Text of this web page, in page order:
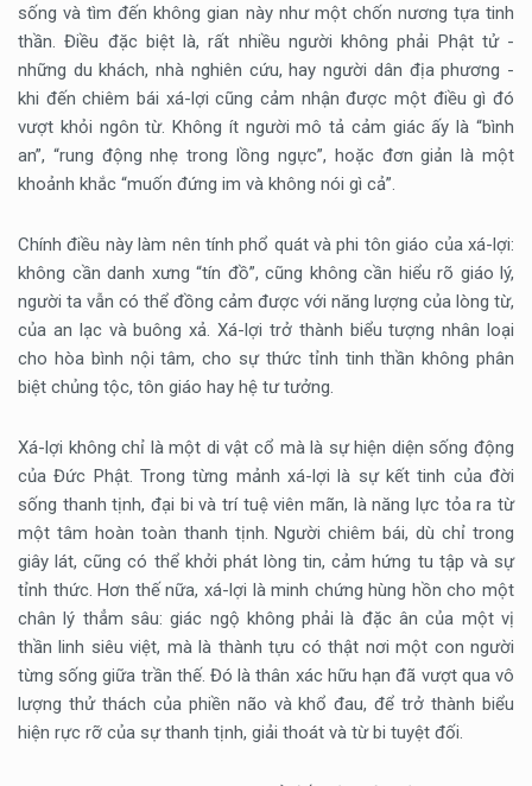
sống và tìm đến không gian này như một chốn nương tựa tinh
thần. Điều đặc biệt là, rất nhiều người không phải Phật tử -
những du khách, nhà nghiên cứu, hay người dân địa phương -
khi đến chiêm bái xá-lợi cũng cảm nhận được một điều gì đó
vượt khỏi ngôn từ. Không ít người mô tả cảm giác ấy là “bình
an”, “rung động nhẹ trong lồng ngực”, hoặc đơn giản là một
khoảnh khắc “muốn đứng im và không nói gì cả”.
Chính điều này làm nên tính phổ quát và phi tôn giáo của xá-lợi:
không cần danh xưng “tín đồ”, cũng không cần hiểu rõ giáo lý,
người ta vẫn có thể đồng cảm được với năng lượng của lòng từ,
của an lạc và buông xả. Xá-lợi trở thành biểu tượng nhân loại
cho hòa bình nội tâm, cho sự thức tỉnh tinh thần không phân
biệt chủng tộc, tôn giáo hay hệ tư tưởng.
Xá-lợi không chỉ là một di vật cổ mà là sự hiện diện sống động
của Đức Phật. Trong từng mảnh xá-lợi là sự kết tinh của đời
sống thanh tịnh, đại bi và trí tuệ viên mãn, là năng lực tỏa ra từ
một tâm hoàn toàn thanh tịnh. Người chiêm bái, dù chỉ trong
giây lát, cũng có thể khởi phát lòng tin, cảm hứng tu tập và sự
tỉnh thức. Hơn thế nữa, xá-lợi là minh chứng hùng hồn cho một
chân lý thẳm sâu: giác ngộ không phải là đặc ân của một vị
thần linh siêu việt, mà là thành tựu có thật nơi một con người
từng sống giữa trần thế. Đó là thân xác hữu hạn đã vượt qua vô
lượng thử thách của phiền não và khổ đau, để trở thành biểu
hiện rực rỡ của sự thanh tịnh, giải thoát và từ bi tuyệt đối.